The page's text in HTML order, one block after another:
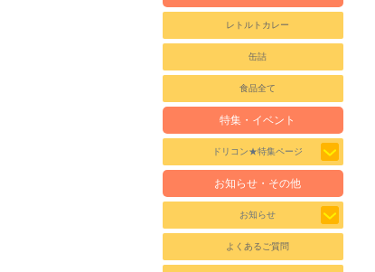
レトルトカレー
缶詰
食品全て
特集・イベント
ドリコン★特集ページ
お知らせ・その他
お知らせ
よくあるご質問